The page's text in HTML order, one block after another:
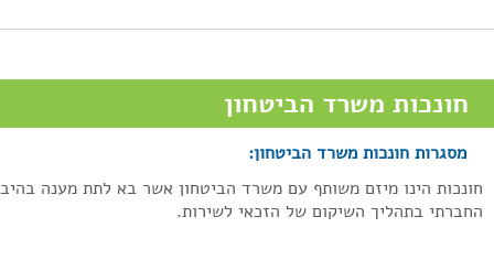
חונכות משרד הביטחון
מסגרות חונכות משרד הביטחון:
חונכות הינו מיזם משותף עם משרד הביטחון אשר בא לתת מענה בהיבט
החברתי בתהליך השיקום של הזכאי לשירות.